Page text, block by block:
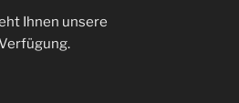
Ihnen unsere